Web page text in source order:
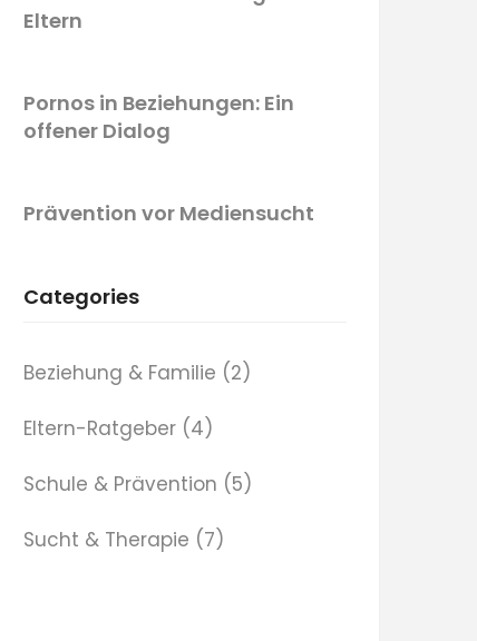
Eltern
Pornos in Beziehungen: Ein
offener Dialog
Prävention vor Mediensucht
Categories
Beziehung & Familie (2)
Eltern-Ratgeber (4)
Schule & Prävention (5)
Sucht & Therapie (7)